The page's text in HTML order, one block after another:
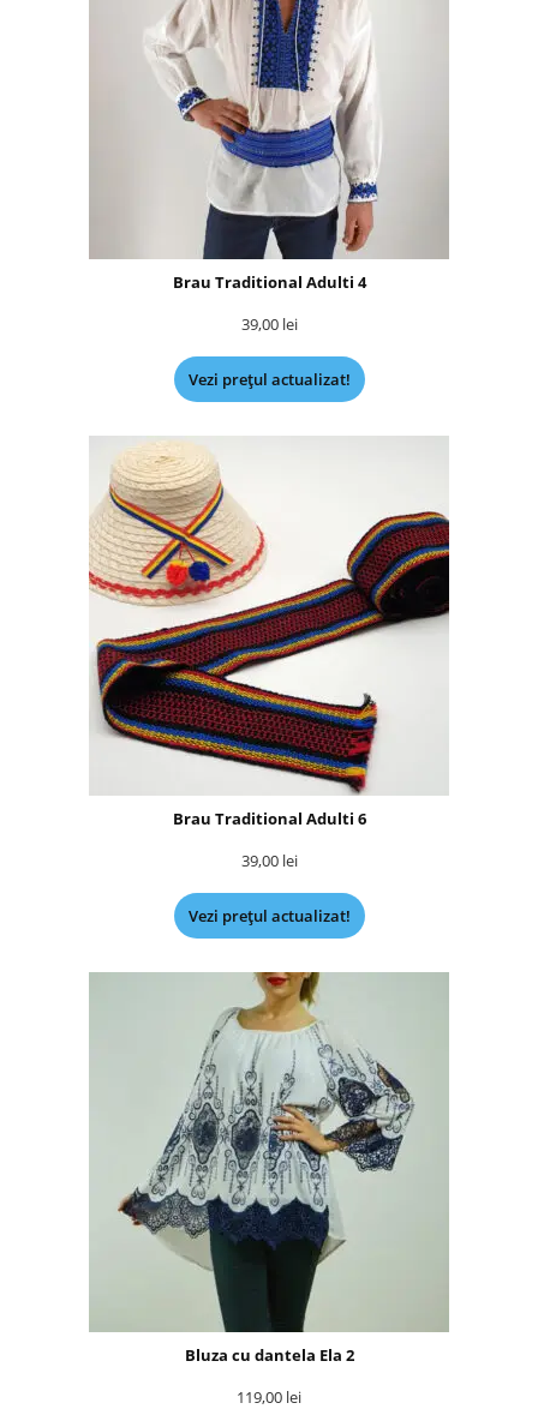
Brau Traditional Adulti 4
39,00 lei
Vezi prețul actualizat!
Brau Traditional Adulti 6
39,00 lei
Vezi prețul actualizat!
Bluza cu dantela Ela 2
119,00 lei